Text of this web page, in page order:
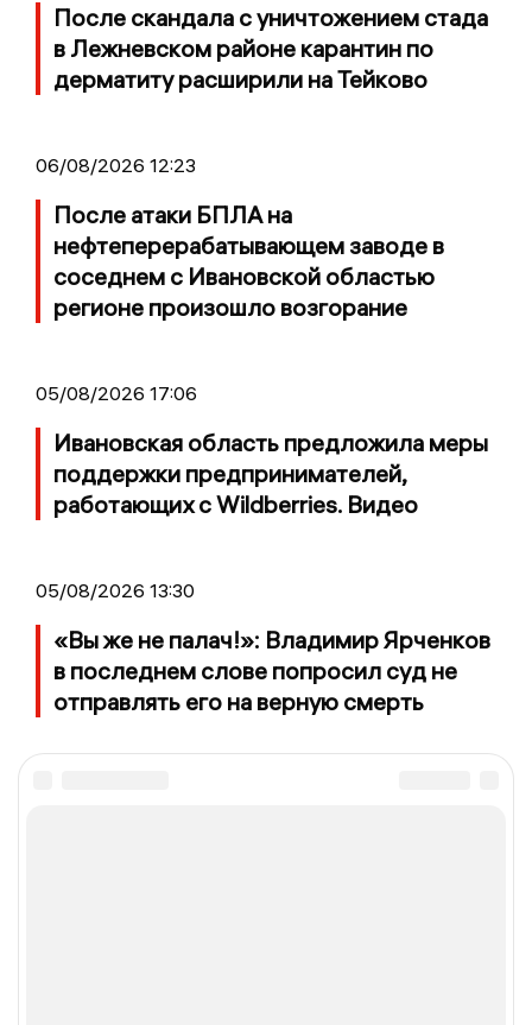
После скандала с уничтожением стада
в Лежневском районе карантин по
дерматиту расширили на Тейково
06/08/2026 12:23
После атаки БПЛА на
нефтеперерабатывающем заводе в
соседнем с Ивановской областью
регионе произошло возгорание
05/08/2026 17:06
Ивановская область предложила меры
поддержки предпринимателей,
работающих с Wildberries. Видео
05/08/2026 13:30
«Вы же не палач!»: Владимир Ярченков
в последнем слове попросил суд не
отправлять его на верную смерть